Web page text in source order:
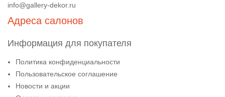
info@gallery-dekor.ru
Адреса салонов
Информация для покупателя
Политика конфиденциальности
Пользовательское соглашение
Новости и акции